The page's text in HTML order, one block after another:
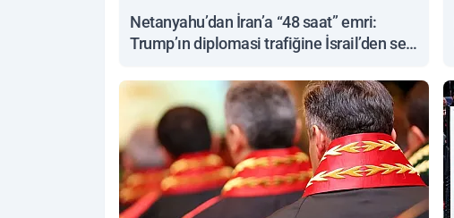
Netanyahu’dan İran’a “48 saat” emri:
Trump’ın diplomasi trafiğine İsrail’den sert